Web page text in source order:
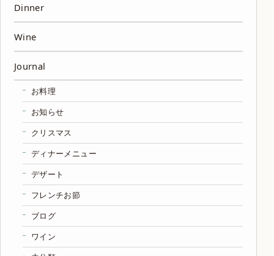
Dinner
Wine
Journal
お料理
お知らせ
クリスマス
ディナーメニュー
デザート
フレンチお節
ブログ
ワイン